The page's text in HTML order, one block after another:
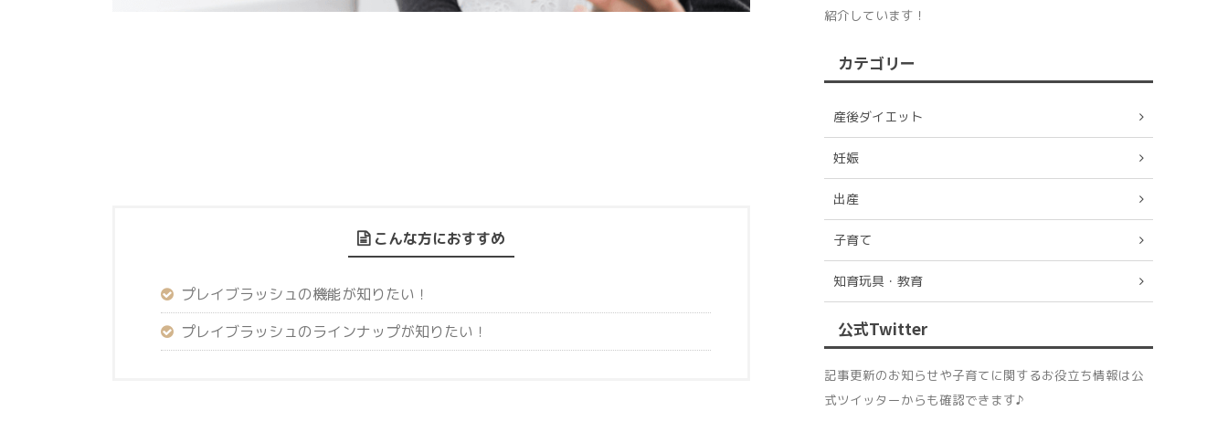
こんな方におすすめ
プレイブラッシュの機能が知りたい！
プレイブラッシュのラインナップが知りたい！
紹介しています！
カテゴリー
産後ダイエット
妊娠
出産
子育て
知育玩具・教育
公式Twitter
記事更新のお知らせや子育てに関するお役立ち情報は公
式ツイッターからも確認できます♪